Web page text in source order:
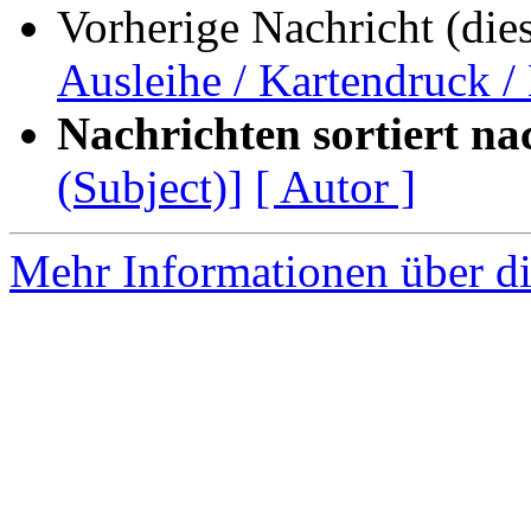
Vorherige Nachricht
Ausleihe / Kartendruck
Nachrichten sortiert
(Subject)] [ Autor ]
Mehr Informationen über